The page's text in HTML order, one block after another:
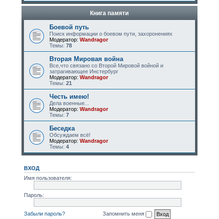
Книга памяти
Боевой путь
Поиск информации о боевом пути, захоронениях
Модератор: Wandragor
Темы: 78
Вторая Мировая война
Все,что связано со Второй Мировой войной и
затрагивающее Инстербург
Модератор: Wandragor
Темы: 21
Честь имею!
Дела военные...
Модератор: Wandragor
Темы: 7
Беседка
Обсуждаем всё!
Модератор: Wandragor
Темы: 4
ВХОД
Имя пользователя:
Пароль:
Забыли пароль? Запомнить меня